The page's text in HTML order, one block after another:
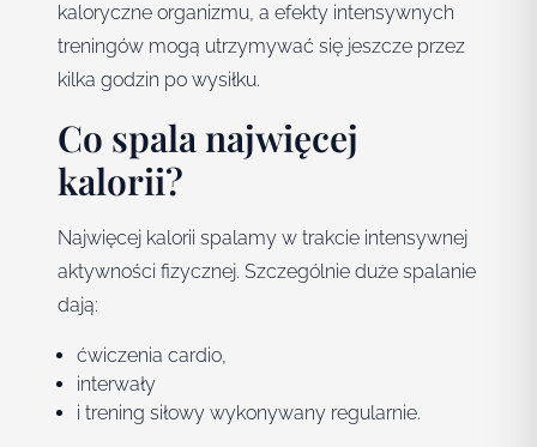
kaloryczne organizmu, a efekty intensywnych
treningów mogą utrzymywać się jeszcze przez
kilka godzin po wysiłku.
Co spala najwięcej
kalorii?
Najwięcej kalorii spalamy w trakcie intensywnej
aktywności fizycznej. Szczególnie duże spalanie
dają:
ćwiczenia cardio,
interwały
i trening siłowy wykonywany regularnie.